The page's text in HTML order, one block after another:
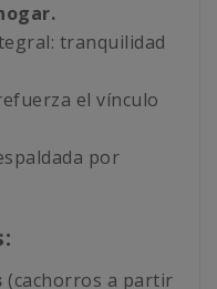
tranquilidad
el vínculo
por
(cachorros a partir